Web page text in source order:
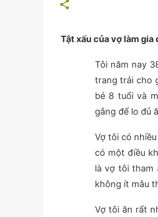
Tật xấu của vợ làm
Tôi năm nay
trang trải cho
bé 8 tuổi và
gắng để lo đủ
Vợ tôi có
có một điều
là vợ tôi tham
không ít mâu
Vợ tôi ăn rất